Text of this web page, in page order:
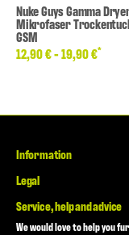
Nuke Guys Gamma
Mikrofaser
GSM
12,90 € -19,90 €*
Information
Legal
Service, help and advice
We would love to help you